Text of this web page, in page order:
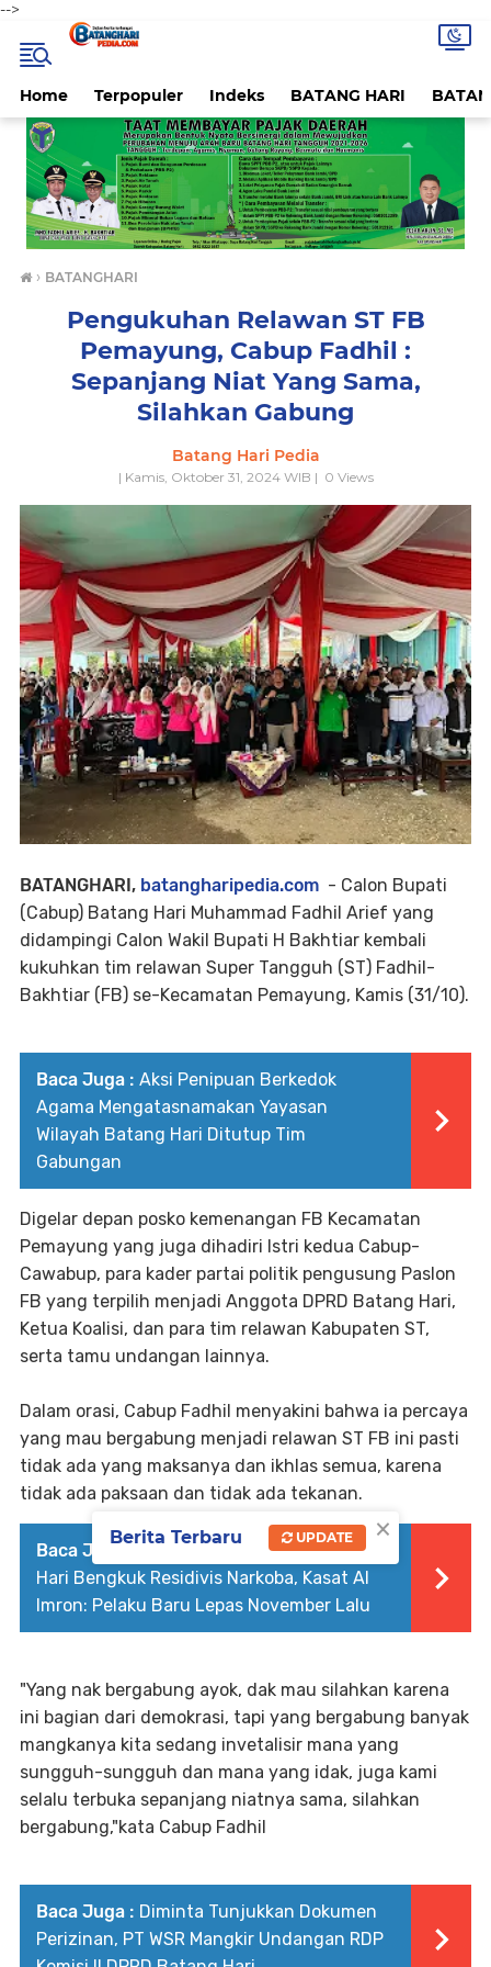
-->
Home Terpopuler Indeks BATANG HARI
› BATANGHARI
Pengukuhan Relawan ST FB
Pemayung, Cabup Fadhil :
Sepanjang Niat Yang Sama,
Silahkan Gabung
Batang Hari Pedia
| Kamis, Oktober 31, 2024 WIB | 0 Views
BATANGHARI, batangharipedia.com - Calon Bupati
(Cabup) Batang Hari Muhammad Fadhil Arief yang
didampingi Calon Wakil Bupati H Bakhtiar kembali
kukuhkan tim relawan Super Tangguh (ST) Fadhil-
Bakhtiar (FB) se-Kecamatan Pemayung, Kamis (31/10).
Baca Juga : Aksi Penipuan Berkedok
Agama Mengatasnamakan Yayasan
Wilayah Batang Hari Ditutup Tim
Gabungan
Digelar depan posko kemenangan FB Kecamatan
Pemayung yang juga dihadiri Istri kedua Cabup-
Cawabup, para kader partai politik pengusung Paslon
FB yang terpilih menjadi Anggota DPRD Batang Hari,
Ketua Koalisi, dan para tim relawan Kabupaten ST,
serta tamu undangan lainnya.
Dalam orasi, Cabup Fadhil menyakini bahwa ia percaya
yang mau bergabung menjadi relawan ST FB ini pasti
tidak ada yang maksanya dan ikhlas semua, karena
tidak ada paksaan dan tidak ada tekanan.
Baca Juga : Tim Kuda Hitam Polres Batang
Hari Bengkuk Residivis Narkoba, Kasat Al
Imron: Pelaku Baru Lepas November Lalu
"Yang nak bergabung ayok, dak mau silahkan karena
ini bagian dari demokrasi, tapi yang bergabung banyak
mangkanya kita sedang invetalisir mana yang
sungguh-sungguh dan mana yang idak, juga kami
selalu terbuka sepanjang niatnya sama, silahkan
bergabung,"kata Cabup Fadhil
Baca Juga : Diminta Tunjukkan Dokumen
Perizinan, PT WSR Mangkir Undangan RDP
×
Berita Terbaru UPDATE